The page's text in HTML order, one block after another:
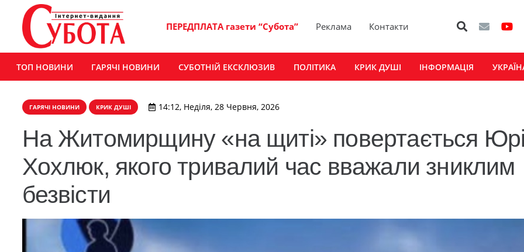
ПЕРЕДПЛАТА газети “Субота” Реклама Контакти
ТОП НОВИНИ ГАРЯЧІ НОВИНИ СУБОТНІЙ ЕКСКЛЮЗИВ ПОЛІТИКА КРИК ДУШІ ІНФОРМАЦІЯ
ГАРЯЧІ НОВИНИ КРИК ДУШІ 14:12, Неділя, 28 Червня, 2026
На Житомирщину «на щиті» повертається
Хохлюк, якого тривалий час вважали зниклим
безвісти